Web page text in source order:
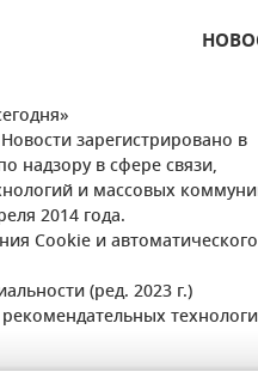
зарегистрировано в
надзору в сфере связи,
и массовых
2014 года.
Cookie и автоматического
(ред. 2023 г.)